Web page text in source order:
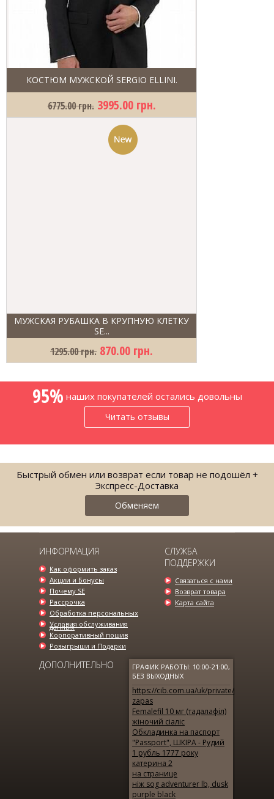
КОСТЮМ МУЖСКОЙ SERGIO ELLINI.
6775.00 грн. 3995.00 грн.
МУЖСКАЯ РУБАШКА В КРУПНУЮ КЛЕТКУ
SE...
1295.00 грн. 870.00 грн.
95% наших покупателей остались довольны
Читать отзывы
Быстрый обмен или возврат если товар не подошёл +
Экспресс-Доставка
Обменяем
ИНФОРМАЦИЯ
Как оформить заказ
Акции и Бонусы
Почему SE
Рассрочка
Обработка персональных
данных
Условия обслуживания
Корпоративный пошив
Розыгрыши и Подарки
СЛУЖБА
ПОДДЕРЖКИ
Связаться с нами
Возврат товара
Карта сайта
ДОПОЛНИТЕЛЬНО
ГРАФИК РАБОТЫ: 10:00-21:00,
БЕЗ ВЫХОДНЫХ
https://cib.com.ua/uk/private/products/
zapas
Femalefil 10 мг (тадалафіл)
жіночий сіаліс
Обкладинка на паспорт
"Passport", ШКІРА - Рудий
1 рубль 1777 року
катерина 2
на странице
ніж sog adventurer lb, dusk
purple black